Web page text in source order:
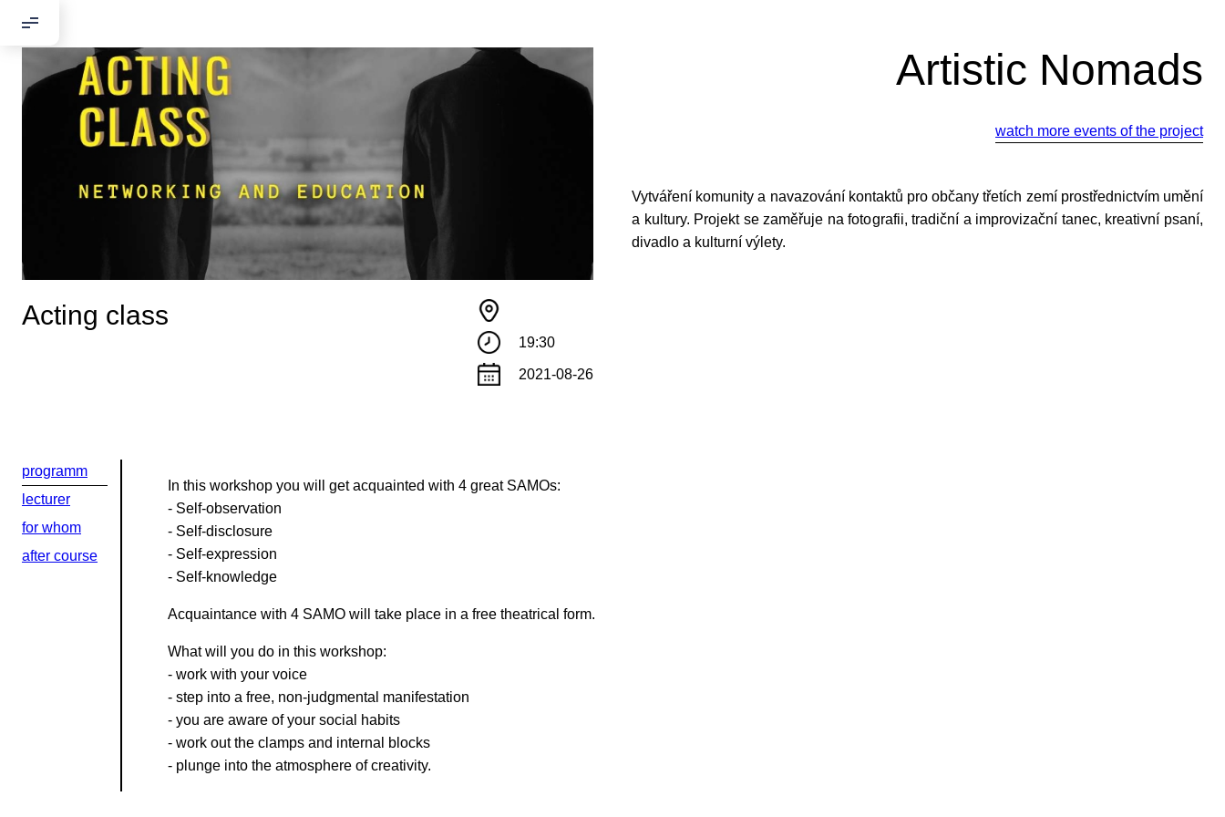
Если вы хотите с нами связаться, пожалуйста, контактируйте нас:
Acting class
19:30
2021-08-26
Artistic Nomads
watch more events of the project
Vytváření komunity a navazování kontaktů pro občany třetích zemí prostřednictvím umění
a kultury. Projekt se zaměřuje na fotografii, tradiční a improvizační tanec, kreativní psaní,
divadlo a kulturní výlety.
programm
lecturer
for whom
after course
In this workshop you will get acquainted with 4 great SAMOs:
- Self-observation
- Self-disclosure
- Self-expression
- Self-knowledge
Acquaintance with 4 SAMO will take place in a free theatrical form.
What will you do in this workshop:
- work with your voice
- step into a free, non-judgmental manifestation
- you are aware of your social habits
- work out the clamps and internal blocks
- plunge into the atmosphere of creativity.